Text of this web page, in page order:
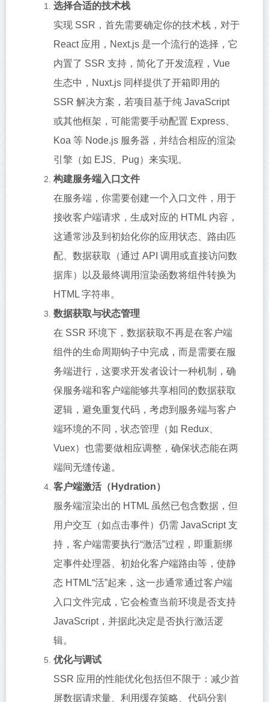
选择合适的技术栈
实现 SSR，首先需要确定你的技术栈，对于
React 应用，Next.js 是一个流行的选择，它
内置了 SSR 支持，简化了开发流程，Vue
生态中，Nuxt.js 同样提供了开箱即用的
SSR 解决方案，若项目基于纯 JavaScript
或其他框架，可能需要手动配置 Express、
Koa 等 Node.js 服务器，并结合相应的渲染
引擎（如 EJS、Pug）来实现。
构建服务端入口文件
在服务端，你需要创建一个入口文件，用于
接收客户端请求，生成对应的 HTML 内容，
这通常涉及到初始化你的应用状态、路由匹
配、数据获取（通过 API 调用或直接访问数
据库）以及最终调用渲染函数将组件转换为
HTML 字符串。
数据获取与状态管理
在 SSR 环境下，数据获取不再是在客户端
组件的生命周期钩子中完成，而是需要在服
务端进行，这要求开发者设计一种机制，确
保服务端和客户端能够共享相同的数据获取
逻辑，避免重复代码，考虑到服务端与客户
端环境的不同，状态管理（如 Redux、
Vuex）也需要做相应调整，确保状态能在两
端间无缝传递。
客户端激活（Hydration）
服务端渲染出的 HTML 虽然已包含数据，但
用户交互（如点击事件）仍需 JavaScript 支
持，客户端需要执行“激活”过程，即重新绑
定事件处理器、初始化客户端路由等，使静
态 HTML“活”起来，这一步通常通过客户端
入口文件完成，它会检查当前环境是否支持
JavaScript，并据此决定是否执行激活逻
辑。
优化与调试
SSR 应用的性能优化包括但不限于：减少首
屏数据请求量、利用缓存策略、代码分割